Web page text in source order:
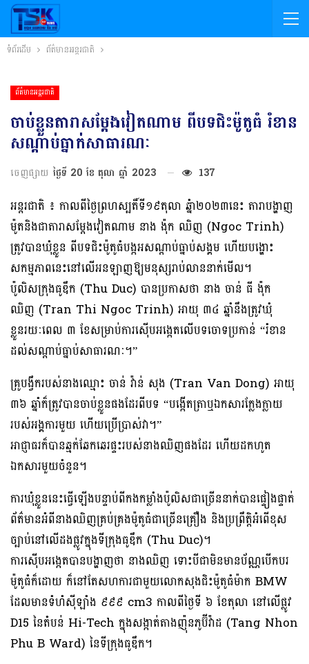
ទំព័រដើម ព័ត៌មានអន្តរជាតិ
ព័ត៌មានអន្តរជាតិ
ចាប់ខ្លួនតារាសម្តែងវៀតណាម ពីបទជិះម៉ូតូធំ រំខាន
សណ្តាប់ធ្នាក់សាធារណៈ
ចេញផ្សាយ ថ្ងៃទី 20 ខែ តុលា ឆ្នាំ 2023 137
អន្តរជាតិ ៖ កាលពីថ្ងៃព្រហស្បតិ៍ទី១៩តុលា ឆ្នំា២០២៣នេះ តារាបង្ហាញ
ម៉ូតនិងជាតារាសម្ដែងវៀតណាម នាង ង៉ុក ឈិញ (Ngoc Trinh)
ត្រូវបានឃុំខ្លួន ពីបទជិះម៉ូតូធំបង្កអសណ្តាប់ធ្នាប់សង្គម ហើយបង្ហោះ
សកម្មភាពនេះនៅលើអនឡាញឱ្យមនុស្សរាប់លាននាក់មើល។
ប៉ូលិសក្រុងធូឌឹក (Thu Duc) បានប្រកាសថា នាង ចាន់ ធី ង៉ុក
ឈិញ (Tran Thi Ngoc Trinh) អាយុ ៣៤ ឆ្នាំនឹងត្រូវឃុំ
ខ្លួនរយៈពេល ៣ ខែសម្រាប់ការស៊ើបអង្កេតលើបទចោទប្រកាន់ “រំខាន
ដល់សណ្តាប់ធ្នាប់សាធារណៈ។”
គ្រូបង្វឹករបស់នាងឈ្មោះ ចាន់ វ៉ាន់ សុង (Tran Van Dong) អាយុ
៣៦ ឆ្នាំក៏ត្រូវបានចាប់ខ្លួនផងដែរពីបទ “បង្កើតត្រាឬឯកសារក្លែងក្លាយ
របស់អង្គការមួយ ហើយប្រើប្រាស់វា។”
អាជ្ញាធរក៏បានឆ្មក់ឆែកឆេរផ្ទះរបស់នាងឈិញផងដែរ ហើយដកហូត
ឯកសារមួយចំនួន។
ការឃុំខ្លួននេះធ្វើឡើងបន្ទាប់ពីកងកម្លាំងប៉ូលិសជាច្រើននាក់បានផ្ទៀងផ្ទាត់
ព័ត៌មានអំពីនាងឈិញគ្រប់គ្រងម៉ូតូធំជាច្រើនគ្រឿង និងប្រព្រឹត្តិអំពើខុស
ច្បាប់នៅលើដងផ្លូវក្នុងទីក្រុងធូឌឹក (Thu Duc)។
ការស៊ើបអង្កេតបានបង្ហាញថា នាងឈិញ ទោះបីជាមិនមានប័ណ្ណបើកបរ
ម៉ូតូធំក៏ដោយ ក៏នៅតែសហការជាមួយលោកសុងជិះម៉ូតូធំម៉ាក BMW
ដែលមានទំហំស៊ីឡាំង ៩៩៩ cm3 កាលពីថ្ងៃទី ៦ ខែតុលា នៅលើផ្លូវ
D15 នៃតំបន់ Hi-Tech ក្នុងសង្កាត់តាងញ៉ុនភូប៊ីវ៉ាដ (Tang Nhon
Phu B Ward) នៃទីក្រុងធូឌឹក។